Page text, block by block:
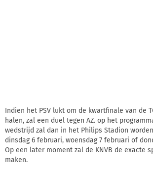
Indien het PSV lukt om de kwartfinale van de
halen, zal een duel tegen AZ. op het
wedstrijd zal dan in het Philips Stadion
dinsdag 6 februari, woensdag 7 februari of
Op een later moment zal de KNVB de exacte
maken.